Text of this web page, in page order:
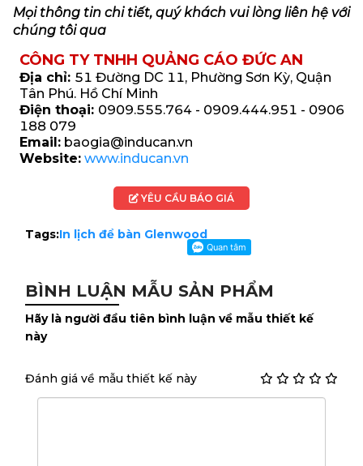
Mọi thông tin chi tiết, quý khách vui lòng liên hệ với
chúng tôi qua
CÔNG TY TNHH QUẢNG CÁO ĐỨC AN
Địa chỉ: 51 Đường DC 11, Phường Sơn Kỳ, Quận
Tân Phú. Hồ Chí Minh
Điện thoại: 0909.555.764 - 0909.444.951 - 0906
188 079
Email: baogia@inducan.vn
Website: www.inducan.vn
YÊU CẦU BÁO GIÁ
Tags:In lịch để bàn Glenwood
BÌNH LUẬN MẪU SẢN PHẨM
Hãy là người đầu tiên bình luận về mẫu thiết kế
này
Đánh giá về mẫu thiết kế này